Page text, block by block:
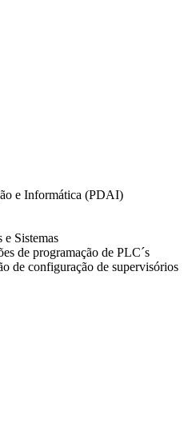
e Informática (PDAI)
e Sistemas
de programação de PLC´s
de configuração de supervisórios